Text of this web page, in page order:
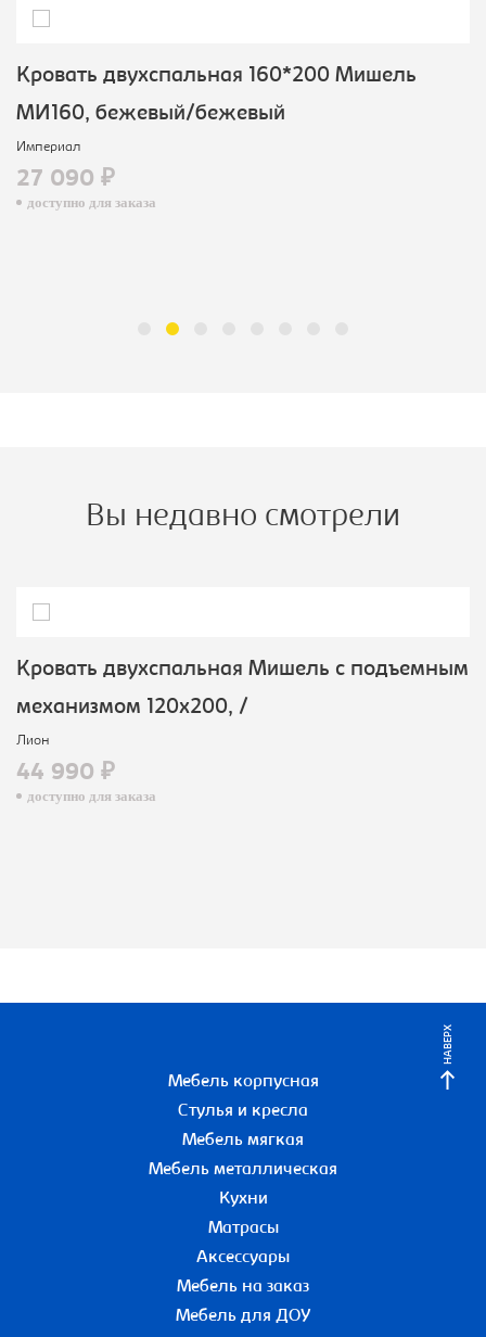
Кровать двухспальная 160*200 Мишель
МИ160, бежевый/бежевый
Империал
27 090 ₽
доступно для заказа
Вы недавно смотрели
Кровать двухспальная Мишель с подъемным
механизмом 120х200, /
Лион
44 990 ₽
доступно для заказа
НАВЕРХ
Мебель корпусная
Стулья и кресла
Мебель мягкая
Мебель металлическая
Кухни
Матрасы
Аксессуары
Мебель на заказ
Мебель для ДОУ